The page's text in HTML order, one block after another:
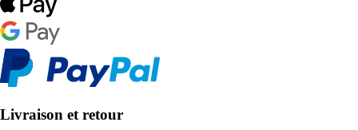
Livraison et retour